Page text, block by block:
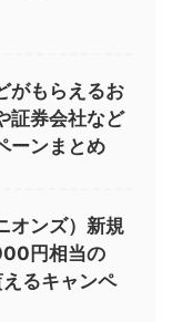
がもらえるお
証券会社など
ーンまとめ
オンズ）新規
円相当の
るキャンペ